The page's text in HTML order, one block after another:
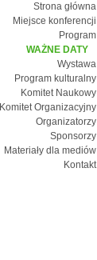
Strona główna
Miejsce konferencji
Program
WAŻNE DATY
Wystawa
Program kulturalny
Komitet Naukowy
Komitet Organizacyjny
Organizatorzy
Sponsorzy
Materiały dla mediów
Kontakt